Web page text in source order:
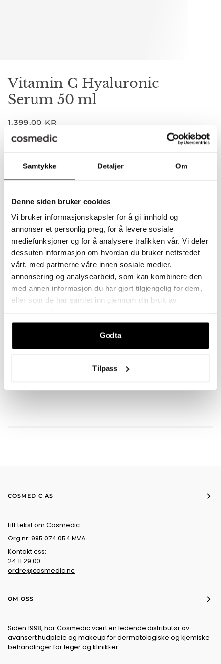
Samtykke Detaljer Om
Denne siden bruker cookies
Vi bruker informasjonskapsler for å gi innhold og
annonser et personlig preg, for å levere sosiale
mediefunksjoner og for å analysere trafikken vår. Vi deler
dessuten informasjon om hvordan du bruker nettstedet
vårt, med partnerne våre innen sosiale medier,
annonsering og analysearbeid, som kan kombinere den
med annen informasjon du har gjort tilgjengelig for dem,
eller som de har samlet inn gjennom din bruk av
Godta
Tilpass
Vitamin C Hyaluronic
Serum 50 ml
1.399,00 KR
RETAIL
− +
Legger til i handlekurven
Lagt til i handlekurven
LEGG I HANDLEKURVEN •1.399,00 KR
COSMEDIC AS
Litt tekst om Cosmedic
Org.nr: 985 074 054 MVA
Kontakt oss:
24 11 29 00
ordre@cosmedic.no
OM OSS
Siden 1998, har Cosmedic vært en ledende distributør av
avansert hudpleie og makeup for dermatologiske og kjemiske
behandlinger for leger og klinikker.